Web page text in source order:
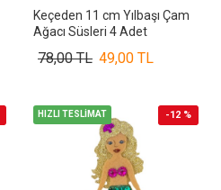
Keçeden 11 cm Yılbaşı Çam
Ağacı Süsleri 4 Adet
49,00 TL
78,00 TL
HIZLI TESLİMAT -12 %